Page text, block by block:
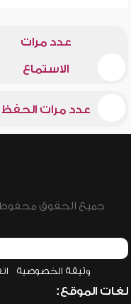
عدد مرات
الاستماع
عدد مرات الحفظ
جميع الحقوق محفوظة © 2026 - 1998 لشبكة
وثيقة الخصوصية
لغات الموقع: